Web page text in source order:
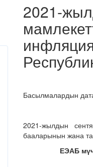
2021-
Басылмалардын
2021-жылдын
бааларынын жана
ЕЭАБ мү